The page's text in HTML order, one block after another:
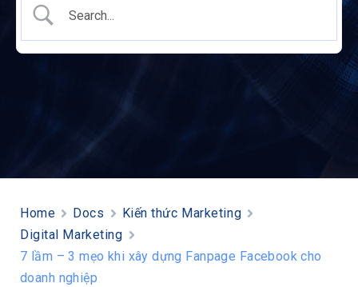
Home Docs
Kiến thức Marketing
Digital Marketing
7 lầm – 3 mẹo khi xây dựng Fanpage Facebook cho
doanh nghiệp